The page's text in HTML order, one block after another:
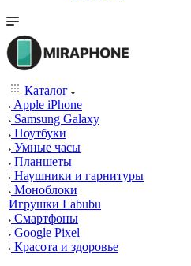
Каталог
Apple iPhone
Samsung Galaxy
Ноутбуки
Умные часы
Планшеты
Наушники и гарнитуры
Моноблоки
Игрушки Labubu
Смартфоны
Google Pixel
Красота и здоровье